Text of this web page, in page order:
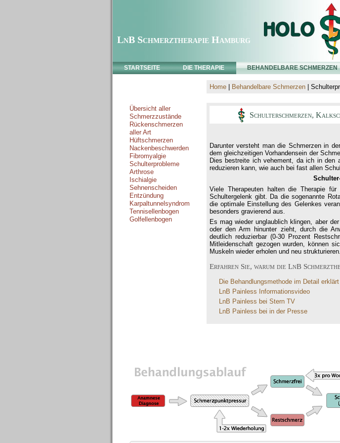
LnB Schmerztherapie Hamburg
STARTSEITE DIE THERAPIE BEHANDELBARE SCHMERZEN
Übersicht aller
Schmerzzustände
Rückenschmerzen
aller Art
Hüftschmerzen
Nackenbeschwerden
Fibromyalgie
Schulterprobleme
Arthrose
Ischialgie
Sehnenscheiden
Entzündung
Karpaltunnelsyndrom
Tennisellenbogen
Golfellenbogen
Home Behandelbare Schmerzen |
Schulterschmerzen,
Darunter versteht man die Schmerzen in
dem gleichzeitigen Vorhandensein der
Dies bestreite ich vehement, da ich in den
reduzieren kann, wie auch bei fast allen
Viele Therapeuten halten die Therapie
Schultergelenk gibt. Da die sogenannte
die optimale Einstellung des Gelenkes
besonders gravierend aus.
Es mag wieder unglaublich klingen, aber
oder den Arm hinunter zieht, durch die
deutlich reduzierbar (0-30 Prozent
Mitleidenschaft gezogen wurden, können
Muskeln wieder erholen und neu strukturieren.
Erfahren Sie, warum die LnB
Die Behandlungsmethode im Detail erklärt
LnB Painless Informationsvideo
LnB Painless bei Stern TV
LnB Painless bei in der Presse